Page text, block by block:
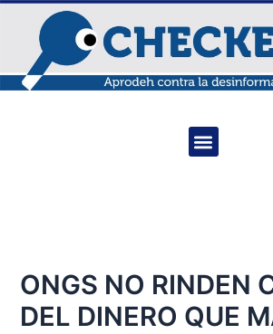
contenido
Menu
ONGS NO RINDEN
DEL DINERO QUE
Navegación
entradas